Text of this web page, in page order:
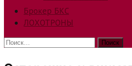
Брокер БКС
ЛОХОТРОНЫ
Найти: